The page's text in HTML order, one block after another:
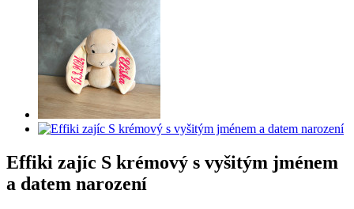
Effiki zajíc S krémový s vyšitým jménem
a datem narození